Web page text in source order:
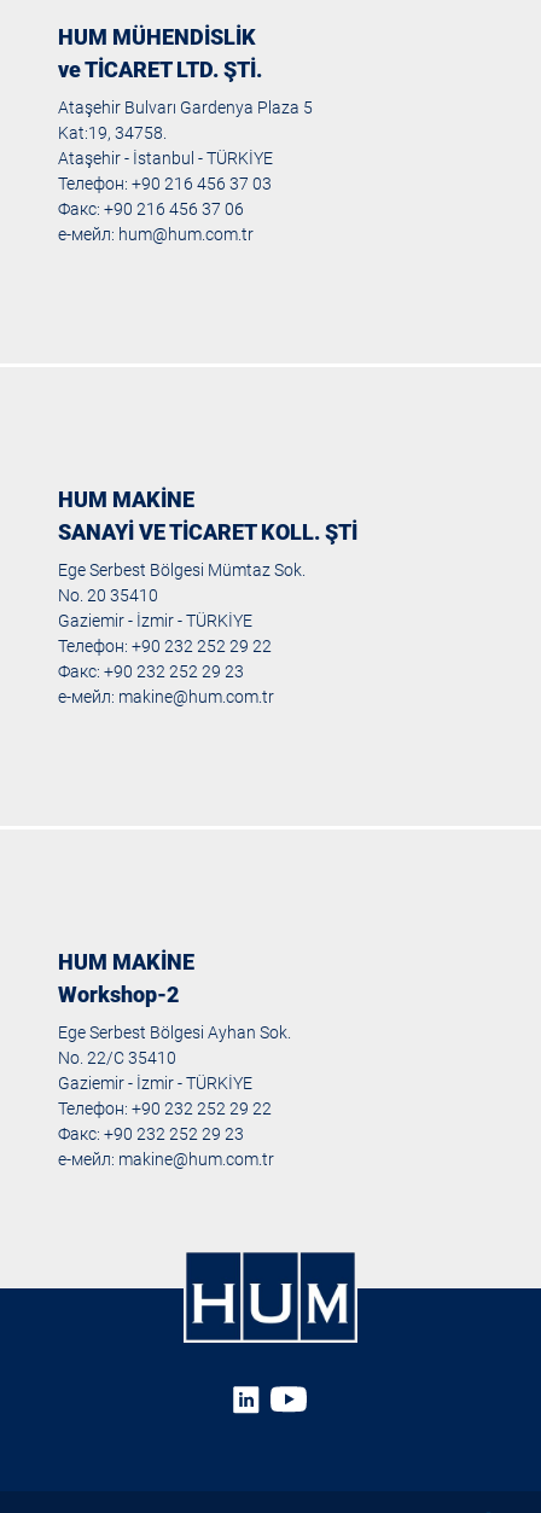
HUM MÜHENDİSLİK
ve TİCARET LTD. ŞTİ.
Ataşehir Bulvarı Gardenya Plaza 5
Kat:19, 34758.
Ataşehir - İstanbul - TÜRKİYE
Телефон: +90 216 456 37 03
Факс: +90 216 456 37 06
е-мейл: hum@hum.com.tr
HUM MAKİNE
SANAYİ VE TİCARET KOLL. ŞTİ
Ege Serbest Bölgesi Mümtaz Sok.
No. 20 35410
Gaziemir - İzmir - TÜRKİYE
Телефон: +90 232 252 29 22
Факс: +90 232 252 29 23
е-мейл: makine@hum.com.tr
HUM MAKİNE
Workshop-2
Ege Serbest Bölgesi Ayhan Sok.
No. 22/C 35410
Gaziemir - İzmir - TÜRKİYE
Телефон: +90 232 252 29 22
Факс: +90 232 252 29 23
е-мейл: makine@hum.com.tr